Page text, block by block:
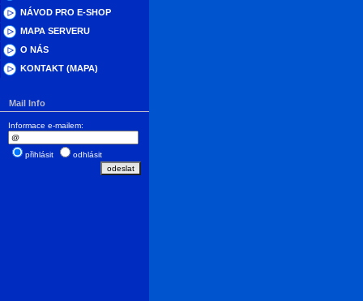
NÁVOD PRO E-SHOP
MAPA SERVERU
O NÁS
KONTAKT (MAPA)
Mail Info
Informace e-mailem:
přihlásit odhlásit